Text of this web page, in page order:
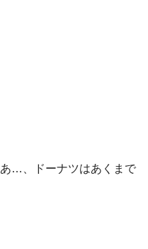
あ…、ドーナツはあくまで